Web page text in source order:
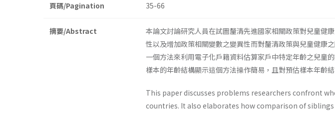
頁碼/Pagination 35-66
摘要/Abstract
本論文討論研究人員在試圖釐清先進國家相關政策對兒童健
性以及增加政策相關變數之變異性而對釐清政策與兒童健康
一個方法來利用電子化戶籍資料估算家戶中特定年齡之兒童
樣本的年齡結構顯示這個方法操作簡易，且對預估樣本年齡
This paper discusses problems researchers confront
countries. It also elaborates how comparison of